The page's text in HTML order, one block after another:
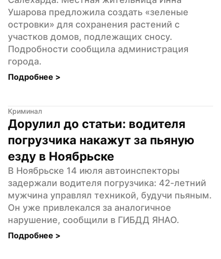
Ушарова предложила создать «зеленые
островки» для сохранения растений с
участков домов, подлежащих сносу.
Подробности сообщила администрация
города.
Подробнее >
Криминал
Дорулил до статьи: водителя
погрузчика накажут за пьяную
езду в Ноябрьске
В Ноябрьске 14 июля автоинспекторы
задержали водителя погрузчика: 42-летний
мужчина управлял техникой, будучи пьяным.
Он уже привлекался за аналогичное
нарушение, сообщили в ГИБДД ЯНАО.
Подробнее >